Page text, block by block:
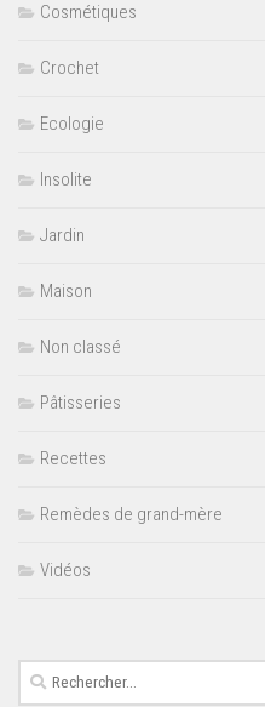
Cosmétiques
Crochet
Ecologie
Insolite
Jardin
Maison
Non classé
Pâtisseries
Recettes
Remèdes de grand-mère
Vidéos
Rechercher :